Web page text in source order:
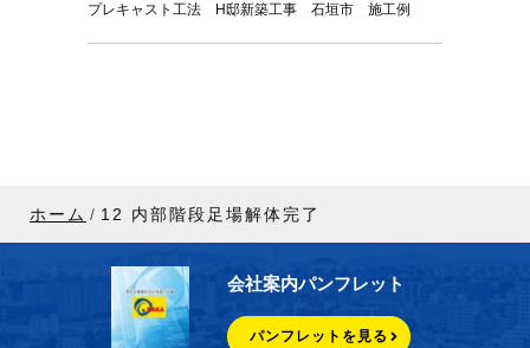
プレキャスト工法 H邸新築工事 石垣市 施工例
ホーム 12 内部階段足場解体完了
会社案内パンフレット
パンフレットを見る